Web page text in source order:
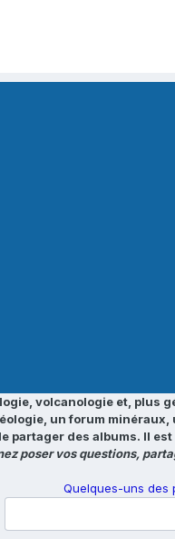
volcanologie et,
un forum
des albums. Il
poser vos questions,
Quelques-uns des